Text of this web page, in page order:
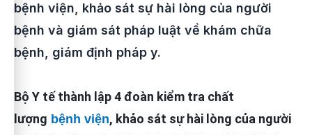
bệnh viện, khảo sát sự hài lòng của người
bệnh và giám sát pháp luật về khám chữa
bệnh, giám định pháp y.
Bộ Y tế thành lập 4 đoàn kiểm tra chất
lượng bệnh viện, khảo sát sự hài lòng của người